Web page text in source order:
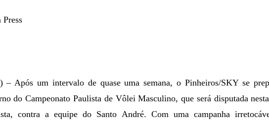
Press
– Após um intervalo de quase uma semana, o Pinheiros/SKY se
do Campeonato Paulista de Vôlei Masculino, que será disputada
contra a equipe do Santo André. Com uma campanha